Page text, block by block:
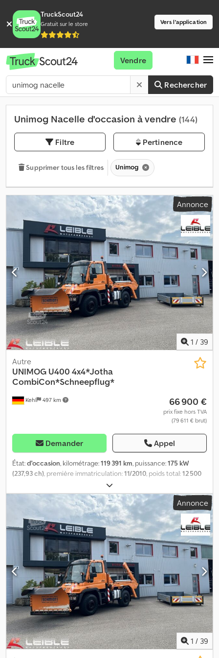
TruckScout24
Gratuit sur le store Vers l'application
Rechercher
Vendre
Unimog Nacelle d'occasion à vendre (144)
Filtre Pertinence
Supprimer tous les filtres Unimog
Annonce
1 / 39
Kehl 497 km
Autre
UNIMOG U400 4x4*Jotha
CombiCon*Schneepflug*
66 900 €
prix fixe hors TVA
(79 611 € brut)
Demander Appel
État:d'occasion, kilométrage:119 391 km, puissance:175 kW
(237,93 ch), première immatriculation:11/2010, poids total:12 500
, couleur:
d'essieux:2 essieux, prochaine inspection (TÜV):10/2026, type
semi-automatique, classe d'émission: Euro 5, Année
2010, Équipement: ABS, climatisation,
programme électronique de stabilité (ESP), transmission
intégrale, Mercedes-Benz Unimog U 400 4x4 | Jotha CombiCon |
Chasse-neige Schmidt | Plateau Numéro d'identification du
véhicule (VIN) : V225352 CHÂSSIS / COMPOSANTS * 4x4 *
Suspension à ressorts hélicoïdaux * Empattement : 3 080 mm *
ABS * Blocage de différentiel * Attelage pour remorque à
ressorts à anneaux * Raccord pneumatique à 2 conduites pour
remorques à frein pneumatique * Plaque de montage avant *
Hydraulique pour équipements communaux avant et arrière *
Prises électriques à l'arrière * Chaînes à neige * Projecteurs de
travail * Feux clignotants à 360° * 1 réservoir diesel en aluminium *
1 réservoir AdBlue CARROSSERIE * Système de changement
rapide Jotha CombiCon 4520 U * Année de fabrication de la
Annonce
1 / 39